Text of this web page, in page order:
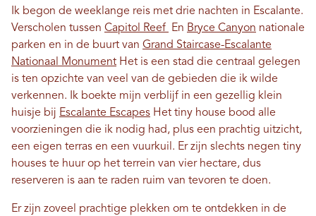
Ik begon de weeklange reis met drie nachten in Escalante.
Verscholen tussen Capitol Reef En Bryce Canyon nationale
parken en in de buurt van Grand Staircase-Escalante
Nationaal Monument Het is een stad die centraal gelegen
is ten opzichte van veel van de gebieden die ik wilde
verkennen. Ik boekte mijn verblijf in een gezellig klein
huisje bij Escalante Escapes Het tiny house bood alle
voorzieningen die ik nodig had, plus een prachtig uitzicht,
een eigen terras en een vuurkuil. Er zijn slechts negen tiny
houses te huur op het terrein van vier hectare, dus
reserveren is aan te raden ruim van tevoren te doen.
Er zijn zoveel prachtige plekken om te ontdekken in de